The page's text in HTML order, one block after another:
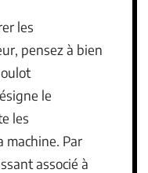
les
pensez à bien
le
les
machine. Par
associé à